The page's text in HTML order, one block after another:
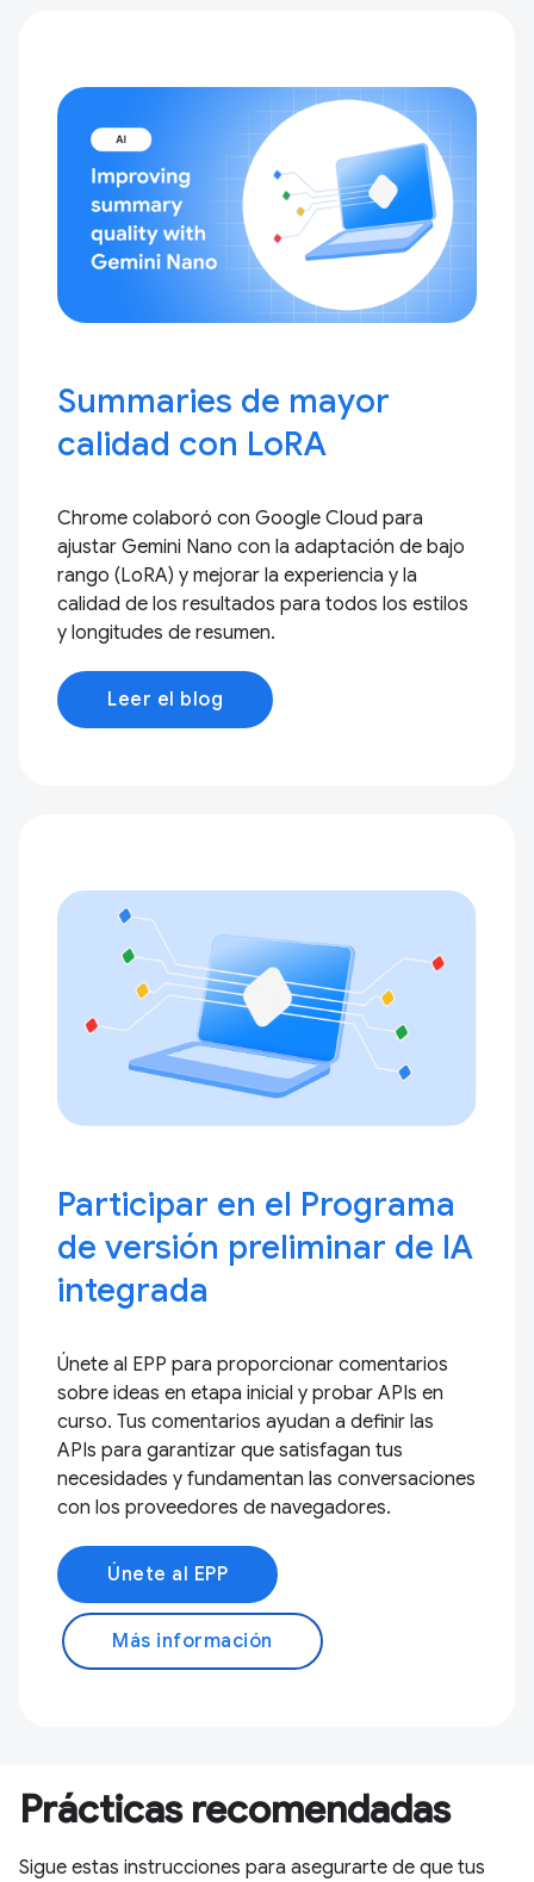
Summaries de mayor
calidad con LoRA
Chrome colaboró con Google Cloud para
ajustar Gemini Nano con la adaptación de bajo
rango (LoRA) y mejorar la experiencia y la
calidad de los resultados para todos los estilos
y longitudes de resumen.
Leer el blog
Participar en el Programa
de versión preliminar de IA
integrada
Únete al EPP para proporcionar comentarios
sobre ideas en etapa inicial y probar APIs en
curso. Tus comentarios ayudan a definir las
APIs para garantizar que satisfagan tus
necesidades y fundamentan las conversaciones
con los proveedores de navegadores.
Únete al EPP
Más información
Prácticas recomendadas
Sigue estas instrucciones para asegurarte de que tus